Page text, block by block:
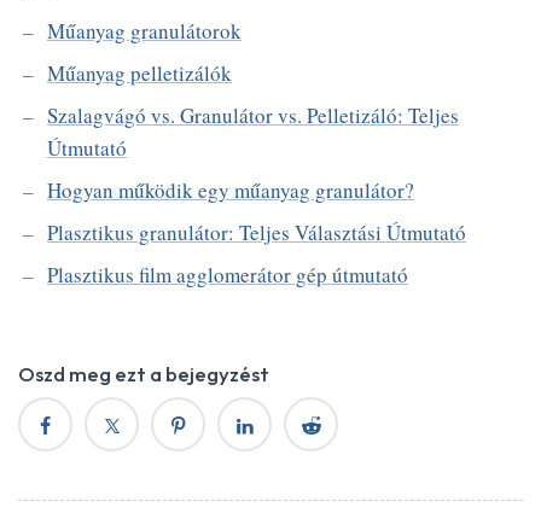
Műanyag granulátorok
Műanyag pelletizálók
Szalagvágó vs. Granulátor vs. Pelletizáló: Teljes
Útmutató
Hogyan működik egy műanyag granulátor?
Plasztikus granulátor: Teljes Választási Útmutató
Plasztikus film agglomerátor gép útmutató
Oszd meg ezt a bejegyzést